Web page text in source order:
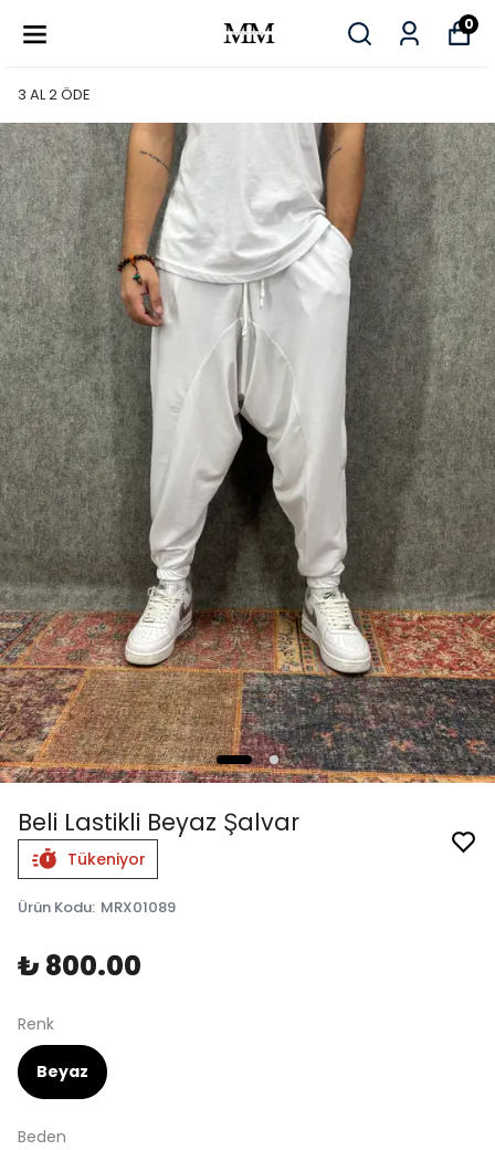
0
3 AL 2 ÖDE
Beli Lastikli Beyaz Şalvar
Tükeniyor
Ürün Kodu: MRX01089
₺ 800.00
Renk
Beyaz
Beden